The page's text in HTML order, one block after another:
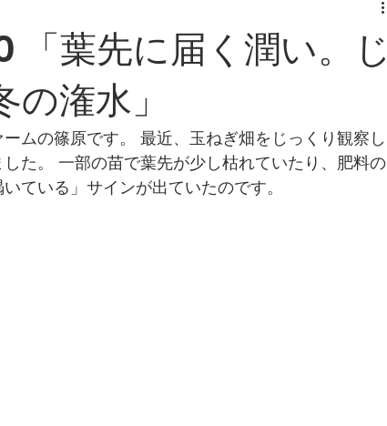
「葉先に届く潤い。じ
潅水」
ムの篠原です。 最近、玉ねぎ畑をじっくり観察し
た。 一部の苗で葉先が少し枯れていたり、肥料の
ている」サインが出ていたのです。